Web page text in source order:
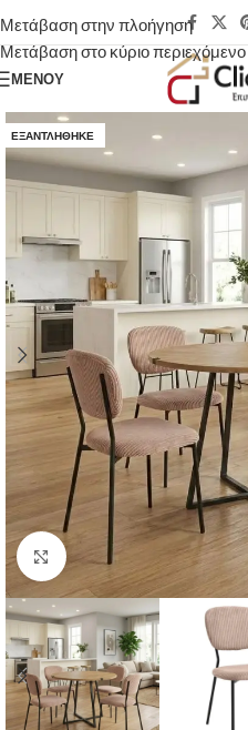
Μετάβαση στην πλοήγηση
Μετάβαση στο κύριο περιεχόμενο
ΜΕΝΟΎ
ΕΞΑΝΤΛΉΘΗΚΕ
Κάντε κλικ για μεγέθυνση